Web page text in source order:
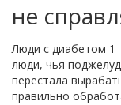
не
Люди с диабетом 1
люди, чья
перестала
правильно